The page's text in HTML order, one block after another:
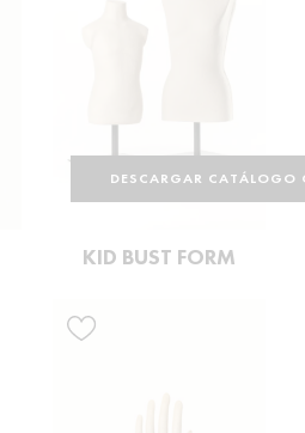
DESCARGAR CATÁLOGO
KID BUST FORM